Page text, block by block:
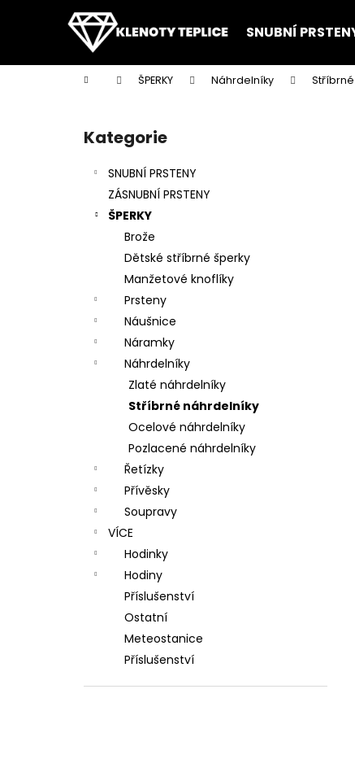
SNUBNÍ
Domů ŠPERKY Náhrdelníky
Přeskočit
kategorie
Kategorie
SNUBNÍ PRSTENY
ZÁSNUBNÍ PRSTENY
ŠPERKY
Brože
Dětské stříbrné šperky
Manžetové knoflíky
Prsteny
Náušnice
Náramky
Náhrdelníky
Zlaté náhrdelníky
Stříbrné náhrdelníky
Ocelové náhrdelníky
Pozlacené náhrdelníky
Řetízky
Přívěsky
Soupravy
VÍCE
Hodinky
Hodiny
Příslušenství
Ostatní
Meteostanice
Příslušenství
í
Zpět
do
Zpět
do